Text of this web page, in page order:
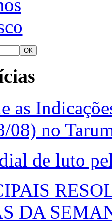
as
08) no
de luto
DA